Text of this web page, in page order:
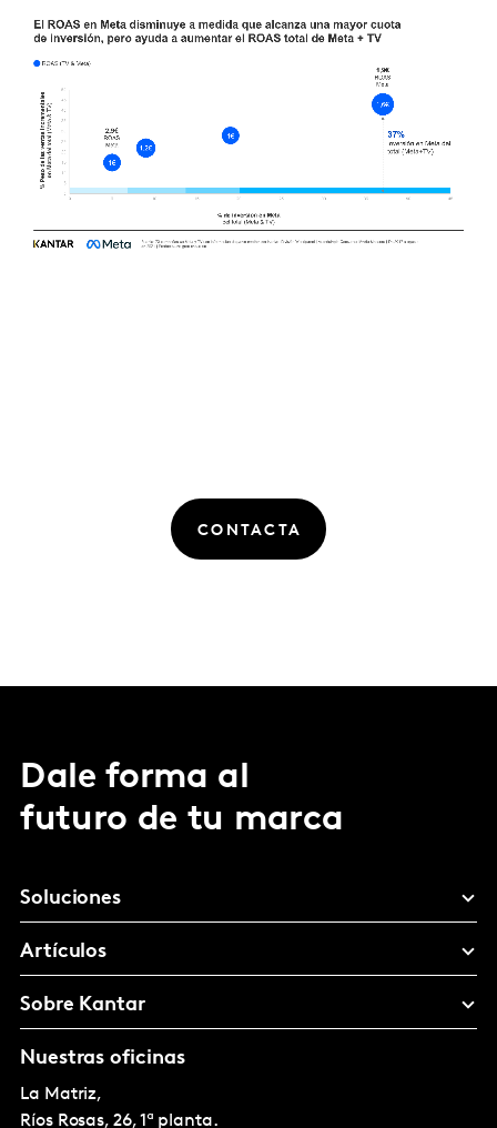
CONTACTA
Dale forma al
futuro de tu marca
Soluciones
Artículos
Sobre Kantar
Nuestras oficinas
La Matriz,
Ríos Rosas, 26, 1ª planta.